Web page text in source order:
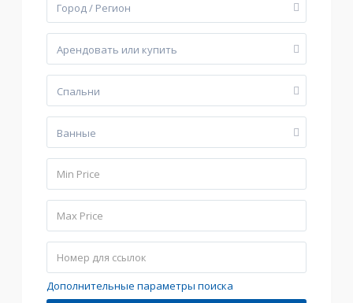
Город / Регион
Арендовать или купить
Cпальни
Bанные
Дополнительные параметры поиска